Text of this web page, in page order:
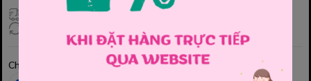
Giao hàng toàn quốc
Đổi hàng 3 ngày (HCM), 7 ngày (Tỉnh)
Chia sẻ